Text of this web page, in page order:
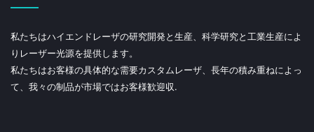
私たちはハイエンドレーザの研究開発と生産、科学研究と工業生産によ
りレーザー光源を提供します。
私たちはお客様の具体的な需要カスタムレーザ、長年の積み重ねによっ
て、我々の制品が市場ではお客様歓迎収.